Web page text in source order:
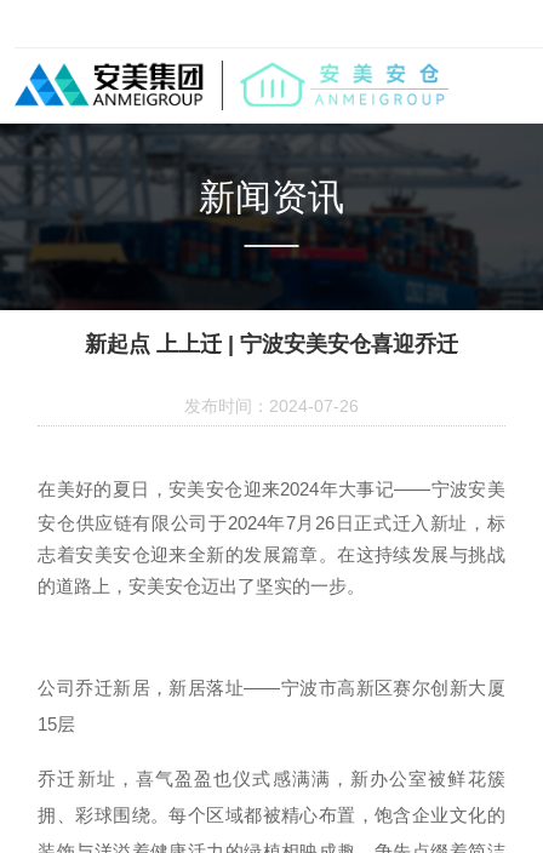
新闻资讯
新起点 上上迁 | 宁波安美安仓喜迎乔迁
发布时间：2024-07-26
在美好的夏日，安美安仓迎来2024年大事记——宁波安美
安仓供应链有限公司于2024年7月26日正式迁入新址，标
志着安美安仓迎来全新的发展篇章。在这持续发展与挑战
的道路上，安美安仓迈出了坚实的一步。
公司乔迁新居，新居落址——宁波市高新区赛尔创新大厦
15层
乔迁新址，喜气盈盈也仪式感满满，新办公室被鲜花簇
拥、彩球围绕。每个区域都被精心布置，饱含企业文化的